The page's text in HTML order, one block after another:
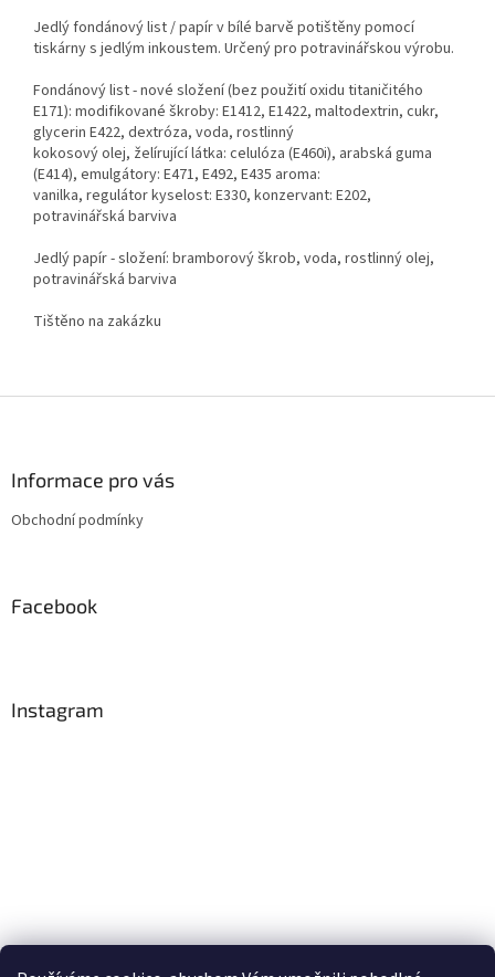
Jedlý fondánový list / papír v bílé barvě potištěny pomocí
tiskárny s jedlým inkoustem. Určený pro potravinářskou výrobu.
Fondánový list - nové složení (bez použití oxidu titaničitého
E171): modifikované škroby: E1412, E1422, maltodextrin, cukr,
glycerin E422, dextróza, voda, rostlinný
kokosový olej, želírující látka: celulóza (E460i), arabská guma
(E414), emulgátory: E471, E492, E435 aroma:
vanilka, regulátor kyselost: E330, konzervant: E202,
potravinářská barviva
Jedlý papír - složení: bramborový škrob, voda, rostlinný olej,
potravinářská barviva
Tištěno na zakázku
Informace pro vás
Obchodní podmínky
Facebook
Instagram